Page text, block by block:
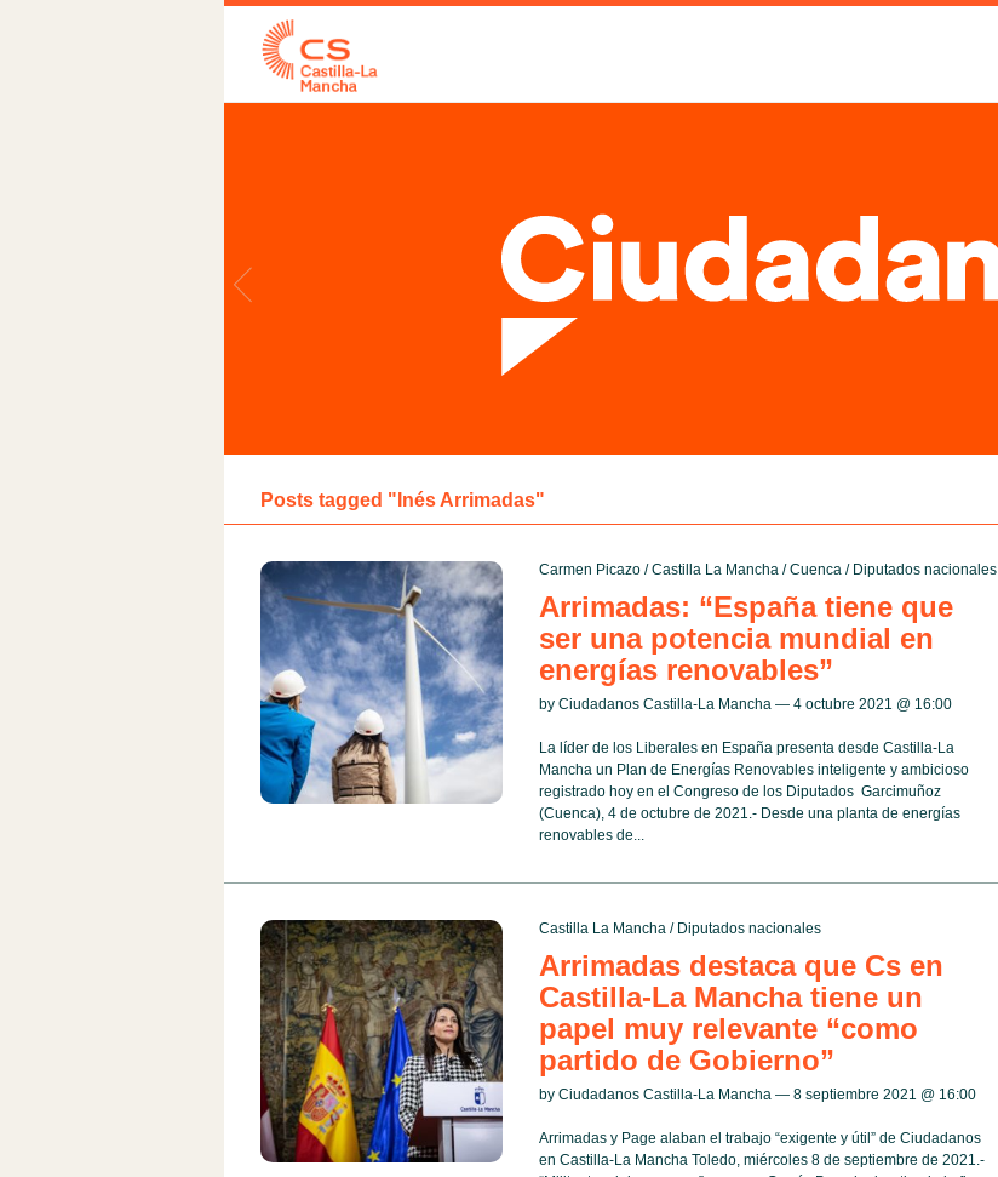
Posts tagged "Inés Arrimadas"
Carmen Picazo/Castilla La Mancha/Cuenca/ Diputados nacionales
Arrimadas: “España tiene que
ser una potencia mundial en
energías renovables”
by Ciudadanos Castilla-La Mancha — 4 octubre 2021 @ 16:00
La líder de los Liberales en España presenta desde Castilla-La
Mancha un Plan de Energías Renovables inteligente y ambicioso
registrado hoy en el Congreso de los Diputados Garcimuñoz
(Cuenca), 4 de octubre de 2021.- Desde una planta de energías
renovables de...
Castilla La Mancha/ Diputados nacionales
Arrimadas destaca que Cs en
Castilla-La Mancha tiene un
papel muy relevante “como
partido de Gobierno”
by Ciudadanos Castilla-La Mancha — 8 septiembre 2021 @ 16:00
Arrimadas y Page alaban el trabajo “exigente y útil” de Ciudadanos
en Castilla-La Mancha Toledo, miércoles 8 de septiembre de 2021.-